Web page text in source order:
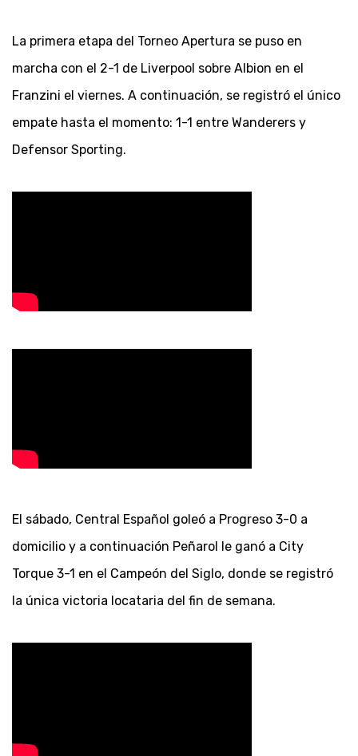
La primera etapa del Torneo Apertura se puso en
marcha con el 2-1 de Liverpool sobre Albion en el
Franzini el viernes. A continuación, se registró el único
empate hasta el momento: 1-1 entre Wanderers y
Defensor Sporting.
El sábado, Central Español goleó a Progreso 3-0 a
domicilio y a continuación Peñarol le ganó a City
Torque 3-1 en el Campeón del Siglo, donde se registró
la única victoria locataria del fin de semana.